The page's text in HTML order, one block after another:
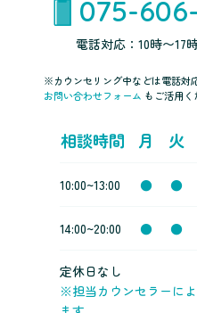
075-
電話対応：10時〜17
※カウンセリング中などは電話対
お問い合わせフォーム もご活用く
相談時間 月 火
10:00~13:00 ● ●
14:00~20:00 ● ●
定休日なし
※担当カウンセラーに